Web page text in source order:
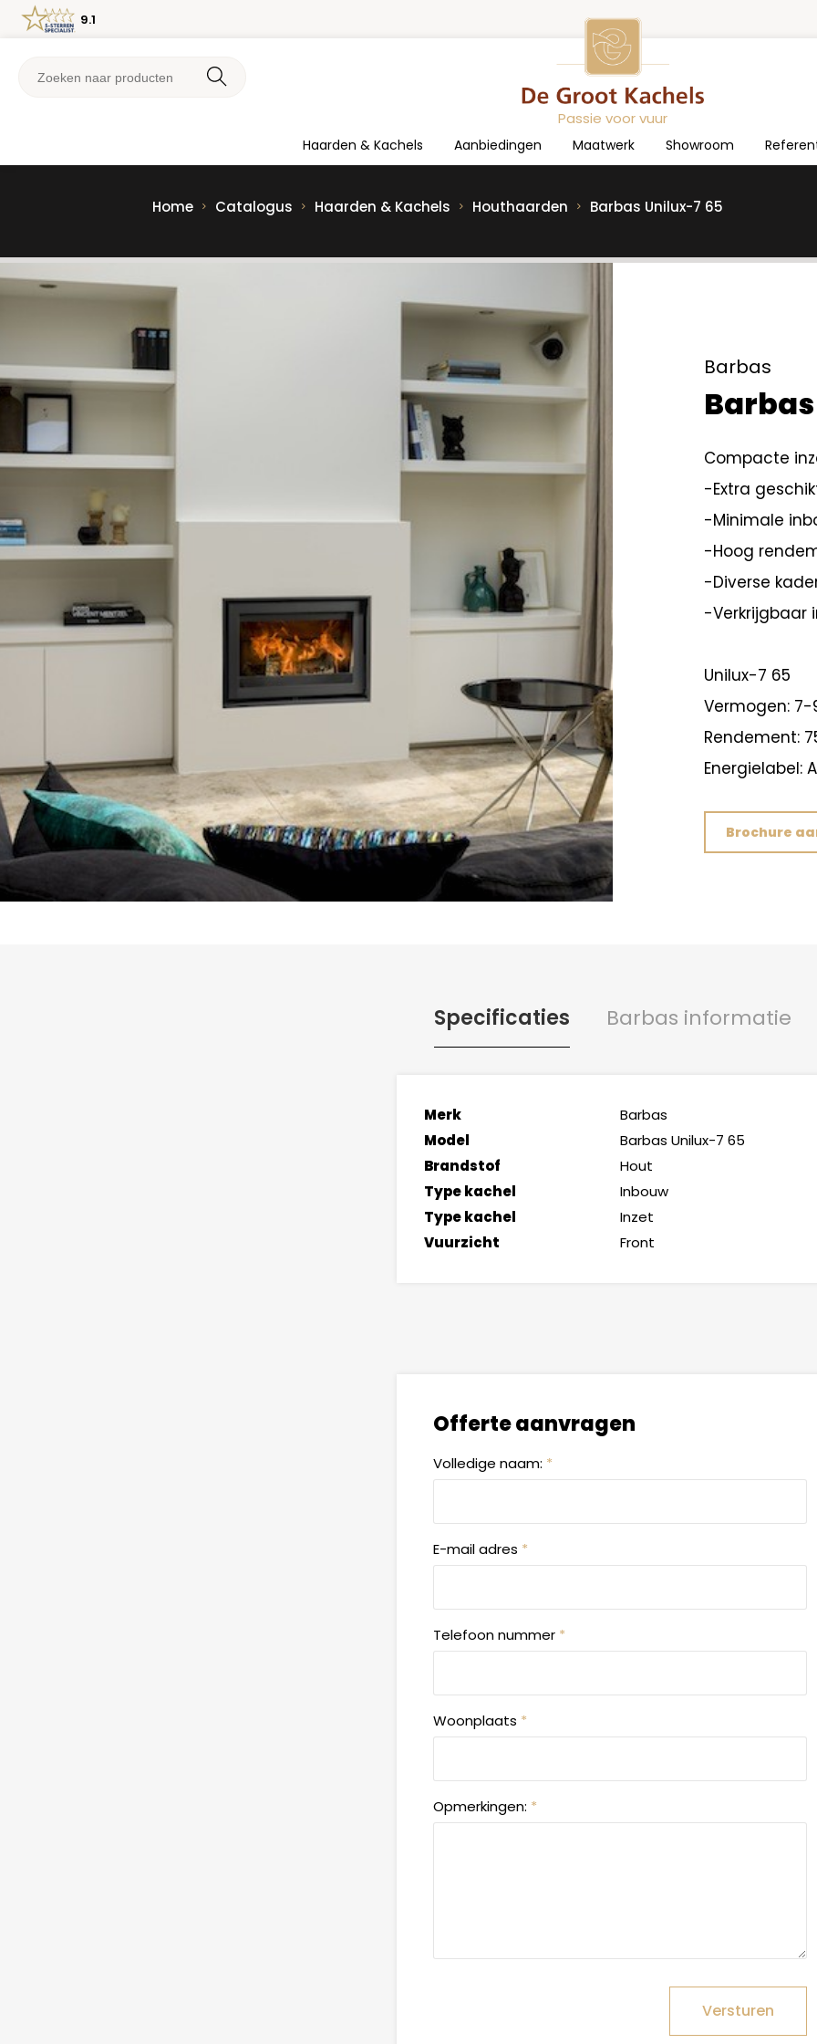
Passie voor vuur
Haarden & Kachels Aanbiedingen Maatwerk Showroom
9.1
Home Catalogus Haarden & Kachels Houthaarden Barbas Unilux-7 65
Barbas
Compacte
-Extra
-Minimale
-Hoog
-Diverse
-Verkrijgbaar
Unilux-7 65
Vermogen: 7-
Rendement:
Energielabel: A
Brochure
Specificaties Barbas informatie
Merk
Barbas
Model
Barbas Unilux-7 65
Brandstof
Hout
Type kachel
Inbouw
Type kachel
Inzet
Vuurzicht
Front
Offerte aanvragen
Volledige naam: *
E-mail adres *
Telefoon nummer *
Woonplaats *
Opmerkingen: *
Versturen